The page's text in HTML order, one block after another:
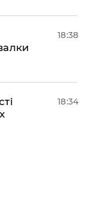
18:38
18:34